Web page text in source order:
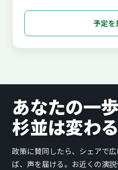
予定を
あなたの一
杉並は変わる
政策に賛同したら、シェアで
ば、声を届ける。お近くの演